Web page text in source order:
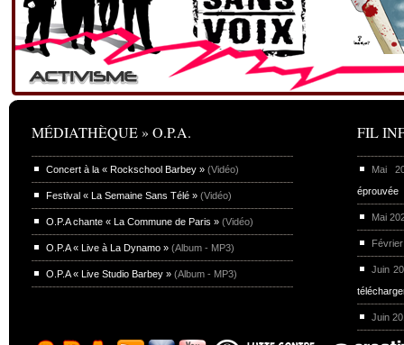
MÉDIATHÈQUE » O.P.A.
Concert à la « Rockschool Barbey » (Vidéo)
Festival « La Semaine Sans Télé » (Vidéo)
O.P.A chante « La Commune de Paris » (Vidéo)
O.P.A « Live à La Dynamo » (Album - MP3)
O.P.A « Live Studio Barbey » (Album - MP3)
FIL
Mai
éprouvée
Mai
Juin
Juin